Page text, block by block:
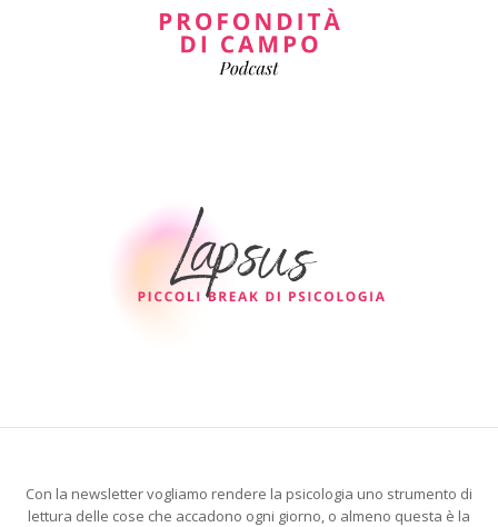
Con la newsletter vogliamo rendere la psicologia uno strumento di
lettura delle cose che accadono ogni giorno, o almeno questa è la